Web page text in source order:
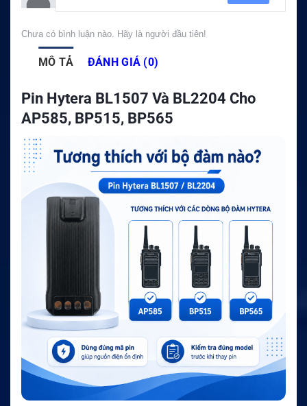
Chưa có bình luận nào. Hãy là người đầu tiên!
MÔ TẢ ĐÁNH GIÁ (0)
Pin Hytera BL1507 Và BL2204 Cho
AP585, BP515, BP565